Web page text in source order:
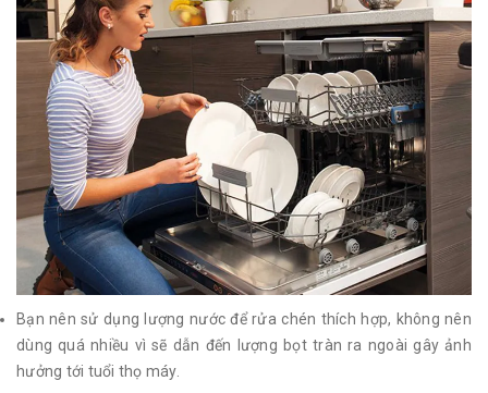
Bạn nên sử dụng lượng nước để rửa chén thích hợp, không nên
dùng quá nhiều vì sẽ dẫn đến lượng bọt tràn ra ngoài gây ảnh
hưởng tới tuổi thọ máy.